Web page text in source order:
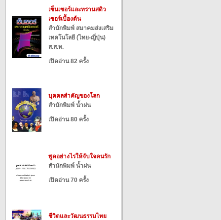
เซ็นเซอร์และทรานสดิว
เซอร์เบื้องต้น
สำนักพิมพ์ สมาคมส่งเสริม
เทคโนโลยี (ไทย-ญี่ปุ่น)
ส.ส.ท.
เปิดอ่าน 82 ครั้ง
บุคคลสำคัญของโลก
สำนักพิมพ์ น้ำฝน
เปิดอ่าน 80 ครั้ง
พูดอย่างไรให้จับใจคนรัก
สำนักพิมพ์ น้ำฝน
เปิดอ่าน 70 ครั้ง
ชีวิตและวัฒนธรรมไทย